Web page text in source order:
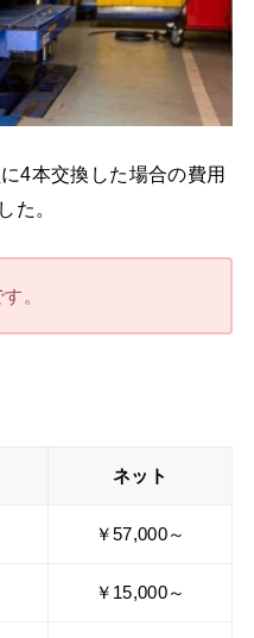
に4本交換した場合の費用
た。
。
ネット
￥57,000～
￥15,000～